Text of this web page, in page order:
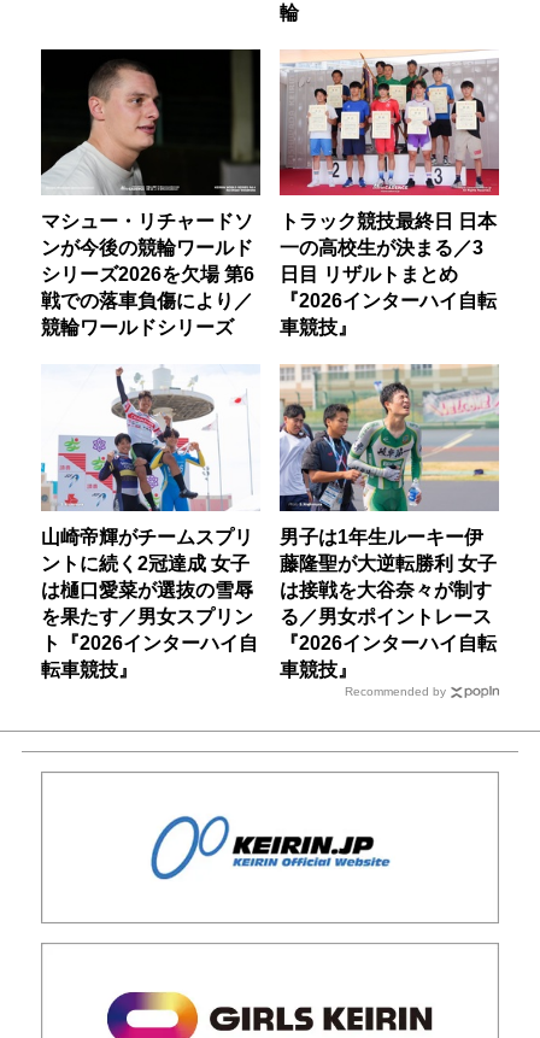
輪
マシュー・リチャードソ
ンが今後の競輪ワールド
シリーズ2026を欠場 第6
戦での落車負傷により／
競輪ワールドシリーズ
トラック競技最終日 日本
一の高校生が決まる／3
日目 リザルトまとめ
『2026インターハイ自転
車競技』
山崎帝輝がチームスプリ
ントに続く2冠達成 女子
は樋口愛菜が選抜の雪辱
を果たす／男女スプリン
ト『2026インターハイ自
転車競技』
男子は1年生ルーキー伊
藤隆聖が大逆転勝利 女子
は接戦を大谷奈々が制す
る／男女ポイントレース
『2026インターハイ自転
車競技』
Recommended by